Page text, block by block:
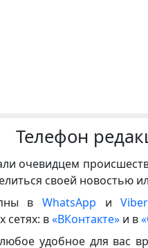
Телефон
очевидцем
своей новостью
в WhatsApp иViber
сетях: в«ВКонтакте» и в
удобное для вас